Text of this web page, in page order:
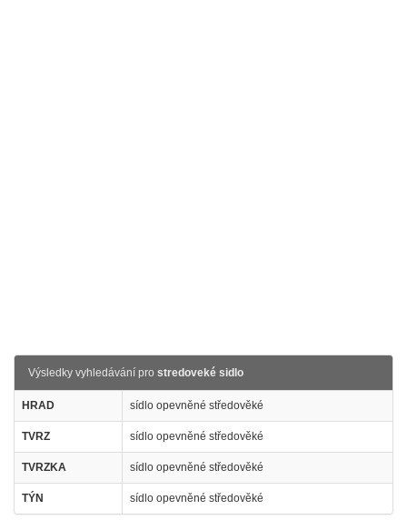
Výsledky vyhledávání pro stredoveké sidlo
HRAD sídlo opevněné středověké
TVRZ sídlo opevněné středověké
TVRZKA sídlo opevněné středověké
TÝN sídlo opevněné středověké